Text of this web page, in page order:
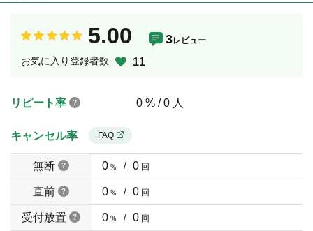
5.00 3レビュー
お気に入り登録者数 11
リピート率 0 % / 0 人
キャンセル率 FAQ
無断 0％ / 0 回
直前 0％ / 0 回
受付放置 0％ / 0 回